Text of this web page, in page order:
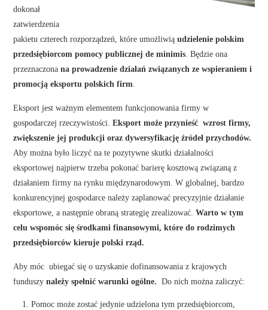
dokonał
zatwierdzenia
pakietu czterech rozporządzeń, które umożliwiąudzielenie polskim
przedsiębiorcom pomocy publicznej de minimis. Będzie ona
przeznaczonana prowadzenie działań związanych ze wspieraniem i
promocją eksportu polskich firm.
Eksport jest ważnym elementem funkcjonowania firmy w
gospodarczej rzeczywistości.Eksport może przynieść wzrost firmy,
zwiększenie jej produkcji oraz dywersyfikację źródeł przychodów.
Aby można było liczyć na te pozytywne skutki działalności
eksportowej najpierw trzeba pokonać barierę kosztową związaną z
działaniem firmy na rynku międzynarodowym. W globalnej, bardzo
konkurencyjnej gospodarce należy zaplanować precyzyjnie działanie
eksportowe, a następnie obraną strategię zrealizować. Warto w tym
celu wspomóc się środkami finansowymi, które do rodzimych
przedsiębiorców kieruje polski rząd.
Aby móc ubiegać się o uzyskanie dofinansowania z krajowych
funduszynależy spełnić warunki ogólne. Do nich można zaliczyć:
Pomoc może zostać jedynie udzielona tym przedsiębiorcom,